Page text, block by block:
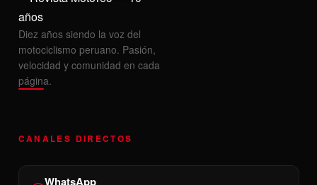
Diez años siendo la voz del
motociclismo peruano. Pasión,
velocidad y comunidad en cada
página.
CANALES DIRECTOS
WhatsApp